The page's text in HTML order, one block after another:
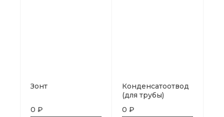
Зонт
0 ₽
Конденсатоотвод
(для трубы)
0 ₽